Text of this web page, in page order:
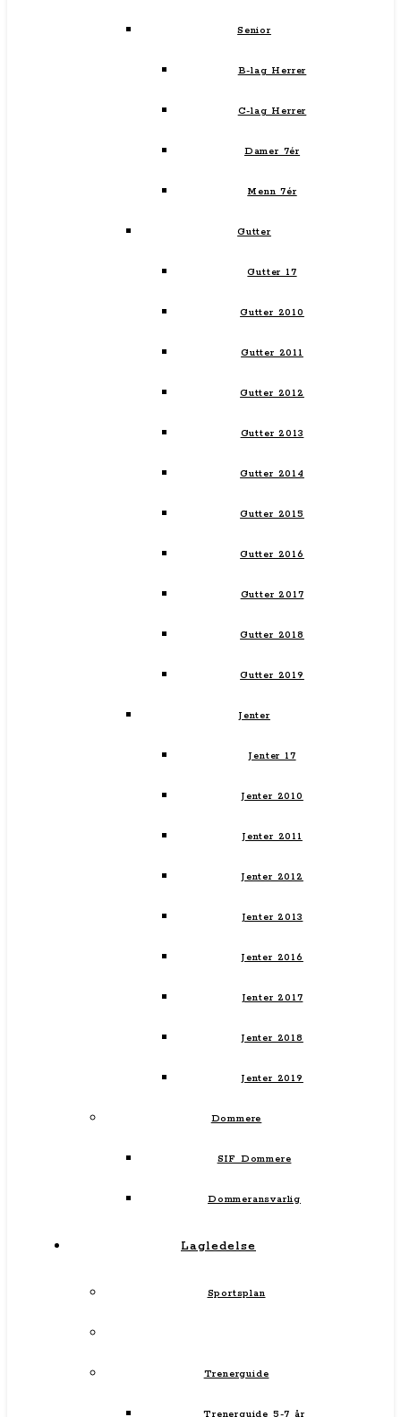
Senior
B-lag Herrer
C-lag Herrer
Damer 7ér
Menn 7ér
Gutter
Gutter 17
Gutter 2010
Gutter 2011
Gutter 2012
Gutter 2013
Gutter 2014
Gutter 2015
Gutter 2016
Gutter 2017
Gutter 2018
Gutter 2019
Jenter
Jenter 17
Jenter 2010
Jenter 2011
Jenter 2012
Jenter 2013
Jenter 2016
Jenter 2017
Jenter 2018
Jenter 2019
Dommere
SIF Dommere
Dommeransvarlig
Lagledelse
Sportsplan
Trenerguide
Trenerguide 5-7 år